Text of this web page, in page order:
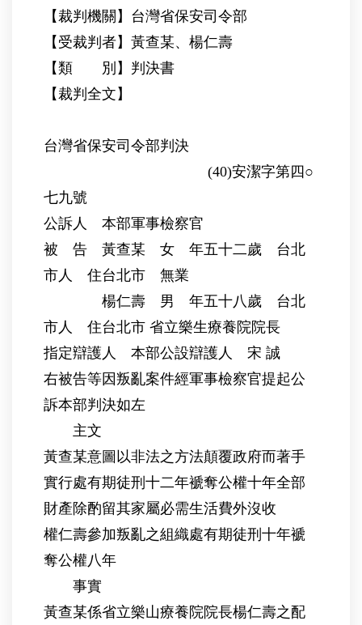
【裁判機關】台灣省保安司令部
【受裁判者】黃查某、楊仁壽
【類 別】判決書
【裁判全文】
台灣省保安司令部判決
(40)安潔字第四○
七九號
公訴人 本部軍事檢察官
被 告 黃查某 女 年五十二歲 台北
市人 住台北市 無業
楊仁壽 男 年五十八歲 台北
市人 住台北市 省立樂生療養院院長
指定辯護人 本部公設辯護人 宋 誠
右被告等因叛亂案件經軍事檢察官提起公
訴本部判決如左
主文
黃查某意圖以非法之方法顛覆政府而著手
實行處有期徒刑十二年褫奪公權十年全部
財產除酌留其家屬必需生活費外沒收
權仁壽參加叛亂之組織處有期徒刑十年褫
奪公權八年
事實
黃查某係省立樂山療養院院長楊仁壽之配